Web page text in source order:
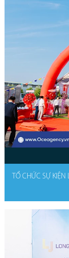
TỔ CHỨC SỰ